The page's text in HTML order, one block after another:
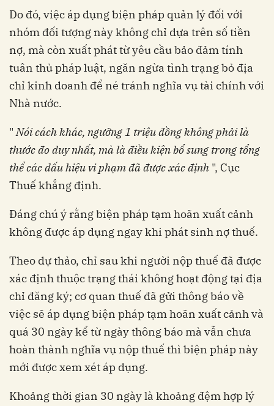
Do đó, việc áp dụng biện pháp quản lý đối với
nhóm đối tượng này không chỉ dựa trên số tiền
nợ, mà còn xuất phát từ yêu cầu bảo đảm tính
tuân thủ pháp luật, ngăn ngừa tình trạng bỏ địa
chỉ kinh doanh để né tránh nghĩa vụ tài chính với
Nhà nước.
"Nói cách khác, ngưỡng 1 triệu đồng không phải là
thước đo duy nhất, mà là điều kiện bổ sung trong tổng
thể các dấu hiệu vi phạm đã được xác định ", Cục
Thuế khẳng định.
Đáng chú ý rằng biện pháp tạm hoãn xuất cảnh
không được áp dụng ngay khi phát sinh nợ thuế.
Theo dự thảo, chỉ sau khi người nộp thuế đã được
xác định thuộc trạng thái không hoạt động tại địa
chỉ đăng ký; cơ quan thuế đã gửi thông báo về
việc sẽ áp dụng biện pháp tạm hoãn xuất cảnh và
quá 30 ngày kể từ ngày thông báo mà vẫn chưa
hoàn thành nghĩa vụ nộp thuế thì biện pháp này
mới được xem xét áp dụng.
Khoảng thời gian 30 ngày là khoảng đệm hợp lý